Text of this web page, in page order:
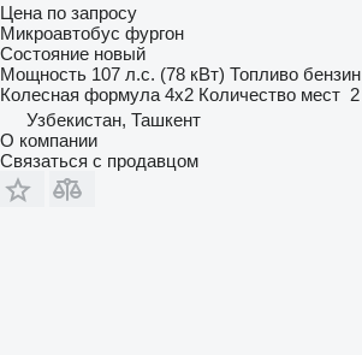
Цена по запросу
Микроавтобус фургон
Состояние новый
Мощность 107 л.с. (78 кВт) Топливо бензин
Колесная формула 4x2 Количество мест 2
Узбекистан, Ташкент
О компании
Связаться с продавцом